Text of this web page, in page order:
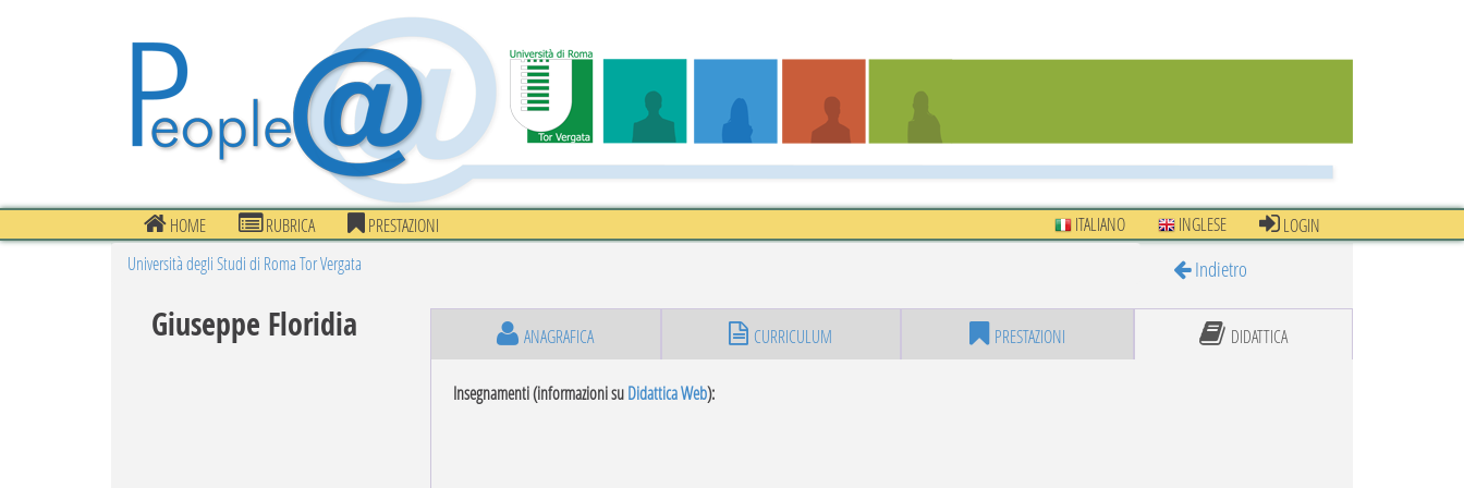
HOME RUBRICA PRESTAZIONI ITALIANO INGLESE
LOGIN
Università degli Studi di Roma Tor Vergata
Indietro
Giuseppe Floridia ANAGRAFICA CURRICULUM PRESTAZIONI DIDATTICA
Insegnamenti (informazioni suDidattica Web):